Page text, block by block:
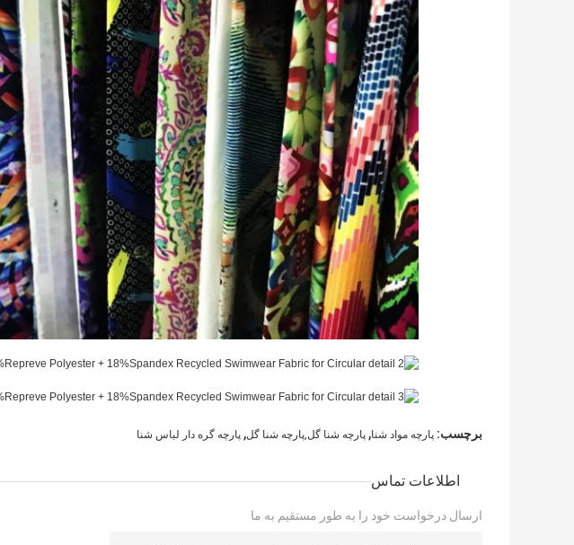
برچسب: پارچه مواد شنا, پارچه شنا گل,پارچه شنا گل, پارچه گره دار لباس شنا
اطلاعات تماس
ارسال درخواست خود را به طور مستقیم به ما